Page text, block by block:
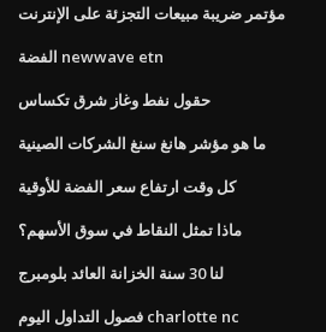
مؤتمر ضريبة مبيعات التجزئة على الإنترنت
الفضة newwave etn
حقول نفط وغاز شرق تكساس
ما هو مؤشر هانغ سنغ الشركات الصينية
كل وقت ارتفاع سعر الفضة للأوقية
ماذا تمثل النقاط في سوق الأسهم؟
لنا 30 سنة الخزانة العائد بلومبرج
فصول التداول اليوم charlotte nc